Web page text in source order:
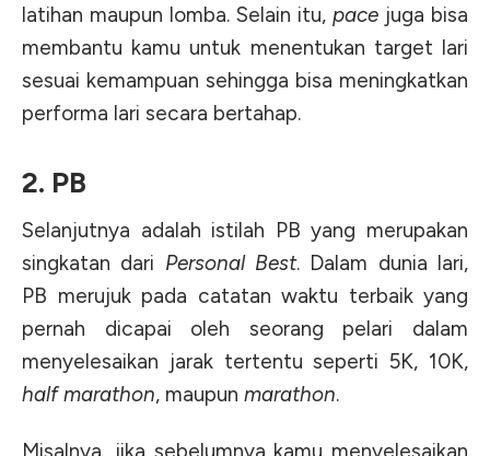
latihan maupun lomba. Selain itu, pace juga bisa
membantu kamu untuk menentukan target lari
sesuai kemampuan sehingga bisa meningkatkan
performa lari secara bertahap.
2. PB
Selanjutnya adalah istilah PB yang merupakan
singkatan dari Personal Best. Dalam dunia lari,
PB merujuk pada catatan waktu terbaik yang
pernah dicapai oleh seorang pelari dalam
menyelesaikan jarak tertentu seperti 5K, 10K,
half marathon, maupun marathon.
Misalnya, jika sebelumnya kamu menyelesaikan